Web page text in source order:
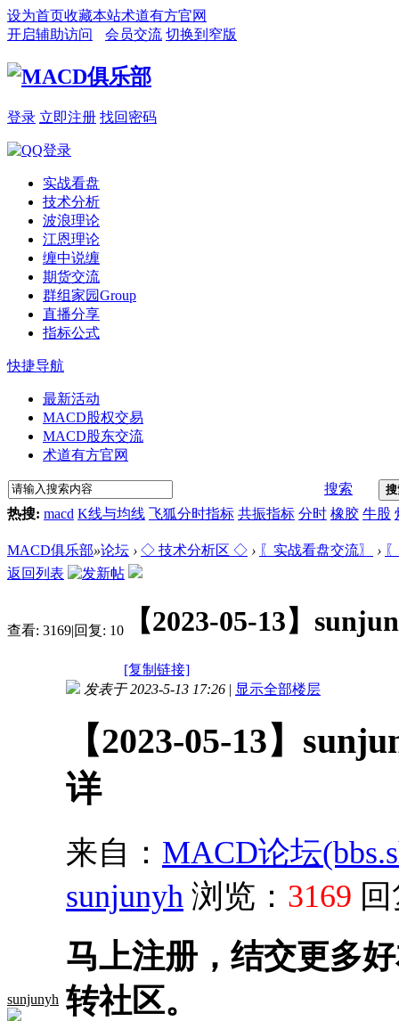
设为首页收藏本站术道有方官网
开启辅助访问
会员交流 切换到窄版
登录 立即注册 找回密码
实战看盘
技术分析
波浪理论
江恩理论
缠中说缠
期货交流
群组家园Group
直播分享
指标公式
快捷导航
最新活动
MACD股权交易
MACD股东交流
术道有方官网
搜索
热搜: macd K线与均线 飞狐分时指标 共振指标 分时 橡胶 牛股
MACD俱乐部»论坛 › ◇ 技术分析区 ◇ › 〖实战看盘交流〗 ›
返回列表
查看: 3169|回复: 10 【2023-05-13】
[复制链接]
sunjunyh
发表于 2023-5-13 17:26 | 显示全部楼层
【2023-05-13】
详
来自： MACD论坛
sunjunyh 浏览： 3169
马上注册，结交更多
转社区。